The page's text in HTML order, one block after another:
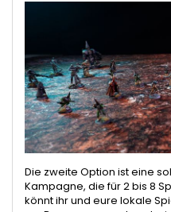
Die zweite Option ist eine
Kampagne, die für 2 bis 8
könnt ihr und eure lokale